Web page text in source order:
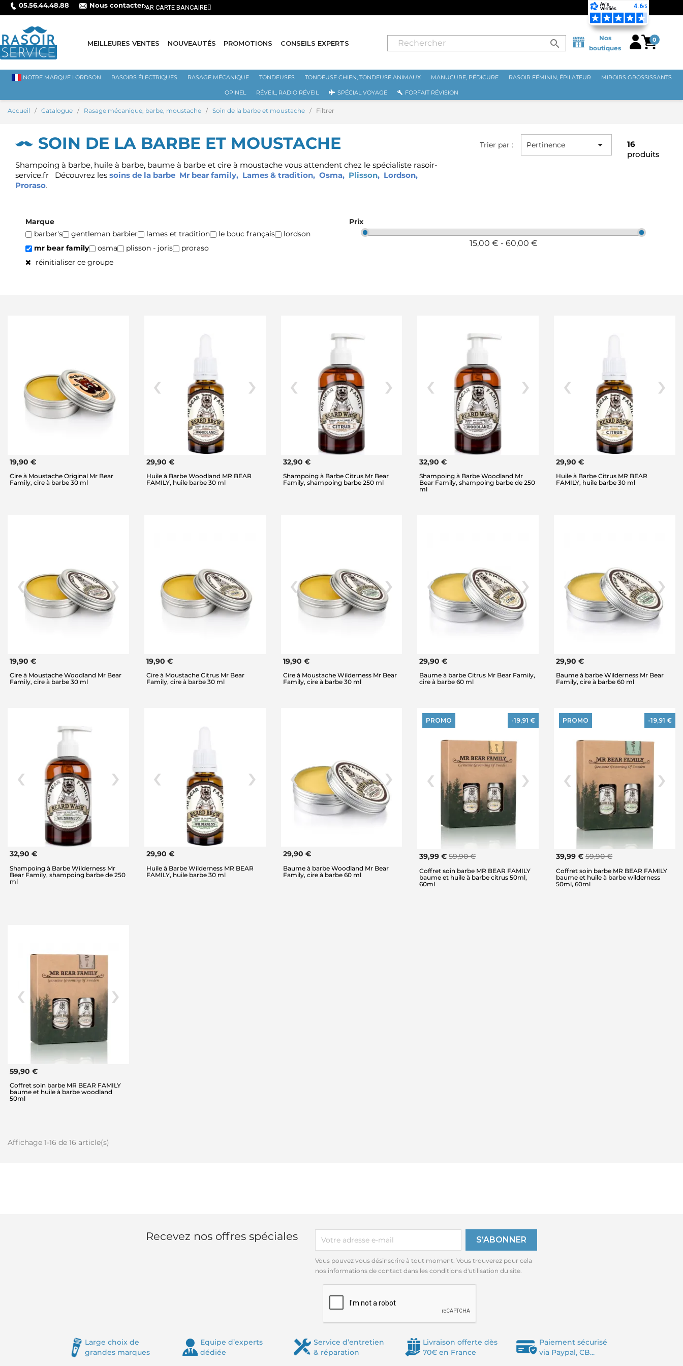
05.56.44.48.88 Nous contacter
MEILLEURES VENTES NOUVEAUTÉS PROMOTIONS CONSEILS EXPERTS search
Nos
boutiques
0
NOTRE MARQUE LORDSON RASOIRS ÉLECTRIQUES RASAGE MÉCANIQUE TONDEUSES TONDEUSE CHIEN, TONDEUSE ANIMAUX MANUCURE, PÉDICURE RASOIR FÉMININ, ÉPILATEUR MIROIRS GROSSISSANTS
OPINEL RÉVEIL, RADIO RÉVEIL SPÉCIAL VOYAGE FORFAIT RÉVISION
Accueil Catalogue Rasage mécanique, barbe, moustache Soin de la barbe et moustache Filtrer
SOIN DE LA BARBE ET MOUSTACHE
Shampoing à barbe, huile à barbe, baume à barbe et cire à moustache vous attendent chez le spécialiste rasoir-
service.fr Découvrez les soins de la barbe Mr bear family, Lames & tradition, Osma, Plisson, Lordson,
Proraso.
Trier par : Pertinence 
16
produits
Marque
barber's
gentleman barbier lames et tradition le bouc français
lordson
mr bear family
osma plisson - joris
proraso
réinitialiser ce groupe
Prix
15,00 € - 60,00 €
19,90 €
Cire à Moustache Original Mr Bear
Family, cire à barbe 30 ml
29,90 €
Huile à Barbe Woodland MR BEAR
FAMILY, huile barbe 30 ml
32,90 €
Shampoing à Barbe Citrus Mr Bear
Family, shampoing barbe 250 ml
32,90 €
Shampoing à Barbe Woodland Mr
Bear Family, shampoing barbe de 250
ml
29,90 €
Huile à Barbe Citrus MR BEAR
FAMILY, huile barbe 30 ml
19,90 €
Cire à Moustache Woodland Mr Bear
Family, cire à barbe 30 ml
19,90 €
Cire à Moustache Citrus Mr Bear
Family, cire à barbe 30 ml
19,90 €
Cire à Moustache Wilderness Mr Bear
Family, cire à barbe 30 ml
29,90 €
Baume à barbe Citrus Mr Bear Family,
cire à barbe 60 ml
29,90 €
Baume à barbe Wilderness Mr Bear
Family, cire à barbe 60 ml
32,90 €
Shampoing à Barbe Wilderness Mr
Bear Family, shampoing barbe de 250
ml
29,90 €
Huile à Barbe Wilderness MR BEAR
FAMILY, huile barbe 30 ml
29,90 €
Baume à barbe Woodland Mr Bear
Family, cire à barbe 60 ml
PROMO -19,91 €
39,99 €59,90 €
Coffret soin barbe MR BEAR FAMILY
baume et huile à barbe citrus 50ml,
60ml
PROMO -19,91 €
39,99 €59,90 €
Coffret soin barbe MR BEAR FAMILY
baume et huile à barbe wilderness
50ml, 60ml
59,90 €
Coffret soin barbe MR BEAR FAMILY
baume et huile à barbe woodland
50ml
Affichage 1-16 de 16 article(s)
Recevez nos offres spéciales
Vous pouvez vous désinscrire à tout moment. Vous trouverez pour cela
nos informations de contact dans les conditions d'utilisation du site.
Large choix de
grandes marques
Equipe d’experts
dédiée
Service d’entretien
& réparation
Livraison offerte dès
70€ en France
Paiement sécurisé
via Paypal, CB...